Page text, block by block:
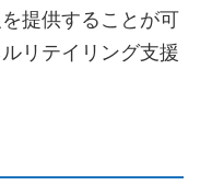
提供することが可
リテイリング支援